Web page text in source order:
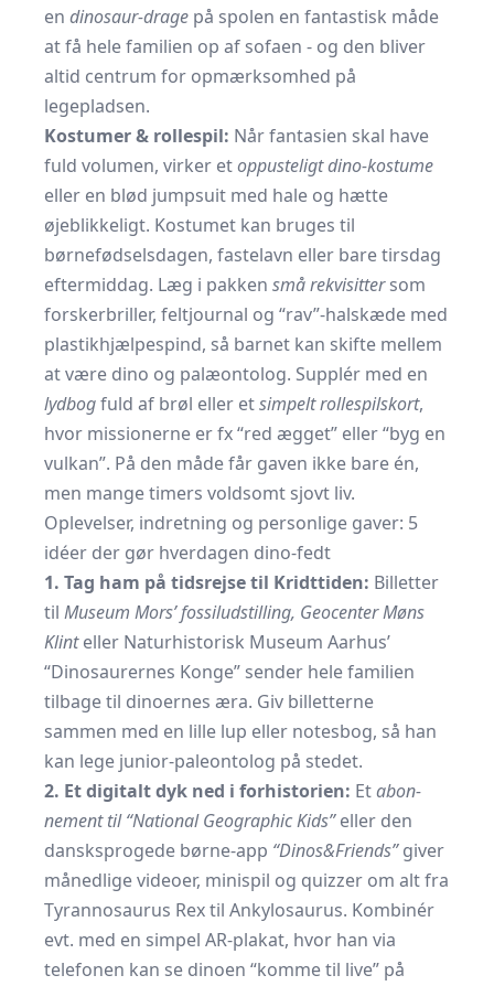
en dinosaur-drage på spolen en fantastisk måde
at få hele familien op af sofaen - og den bliver
altid centrum for opmærksomhed på
legepladsen.
Kostumer & rollespil: Når fantasien skal have
fuld volumen, virker etoppusteligt dino-kostume
eller en blød jumpsuit med hale og hætte
øjeblikkeligt. Kostumet kan bruges til
børnefødselsdagen, fastelavn eller bare tirsdag
eftermiddag. Læg i pakken små rekvisittersom
forskerbriller, feltjournal og “rav”-halskæde med
plastikhjælpespind, så barnet kan skifte mellem
at være dino og palæontolog. Supplér med en
lydbogfuld af brøl eller etsimpelt rollespilskort,
hvor missionerne er fx “red ægget” eller “byg en
vulkan”. På den måde får gaven ikke bare én,
men mange timers voldsomt sjovt liv.
Oplevelser, indretning og personlige gaver: 5
idéer der gør hverdagen dino-fedt
1. Tag ham på tidsrejse til Kridttiden: Billetter
til Museum Mors’ fossiludstilling, Geocenter Møns
Klinteller Naturhistorisk Museum Aarhus’
“Dinosaurernes Konge” sender hele familien
tilbage til dinoernes æra. Giv billetterne
sammen med en lille lup eller notesbog, så han
kan lege junior-paleontolog på stedet.
2. Et digitalt dyk ned i forhistorien: Etabon­
nement til “National Geographic Kids”eller den
dansksprogede børne-app “Dinos&Friends”giver
månedlige videoer, minispil og quizzer om alt fra
Tyrannosaurus Rex til Ankylosaurus. Kombinér
evt. med en simpel AR-plakat, hvor han via
telefonen kan se dinoen “komme til live” på